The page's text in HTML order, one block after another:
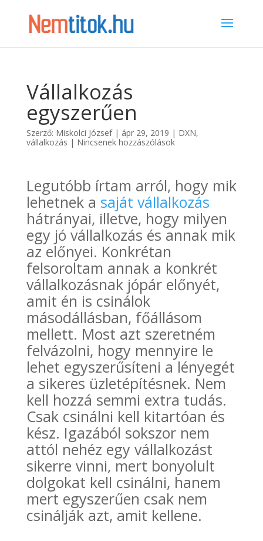
Vállalkozás
egyszerűen
Szerző: Miskolci József| ápr 29, 2019 | DXN,
vállalkozás | Nincsenek hozzászólások
Legutóbb írtam arról, hogy mik
lehetnek a saját vállalkozás
hátrányai, illetve, hogy milyen
egy jó vállalkozás és annak mik
az előnyei. Konkrétan
felsoroltam annak a konkrét
vállalkozásnak jópár előnyét,
amit én is csinálok
másodállásban, főállásom
mellett. Most azt szeretném
felvázolni, hogy mennyire le
lehet egyszerűsíteni a lényegét
a sikeres üzletépítésnek. Nem
kell hozzá semmi extra tudás.
Csak csinálni kell kitartóan és
kész. Igazából sokszor nem
attól nehéz egy vállalkozást
sikerre vinni, mert bonyolult
dolgokat kell csinálni, hanem
mert egyszerűen csak nem
csinálják azt, amit kellene.